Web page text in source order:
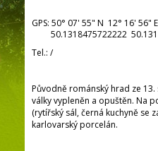
GPS: 50° 07' 55" N 12° 16' 56" E
50.1318475722222
Tel.: /
Původně románský hrad ze
války vypleněn a opuštěn. Na
(rytířský sál, černá kuchyně se
karlovarský porcelán.